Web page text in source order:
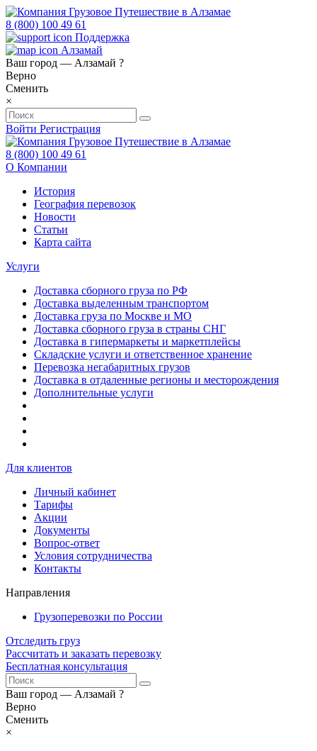
8 (800) 100 49 61
Поддержка
Алзамай
Ваш город — Алзамай ?
Верно
Сменить
×
Войти Регистрация
8 (800) 100 49 61
О Компании
История
География перевозок
Новости
Статьи
Карта сайта
Услуги
Доставка сборного груза по РФ
Доставка выделенным транспортом
Доставка груза по Москве и МО
Доставка сборного груза в страны СНГ
Доставка в гипермаркеты и маркетплейсы
Складские услуги и ответственное хранение
Перевозка негабаритных грузов
Доставка в отдаленные регионы и месторождения
Дополнительные услуги
Для клиентов
Личный кабинет
Тарифы
Акции
Документы
Вопрос-ответ
Условия сотрудничества
Контакты
Направления
Грузоперевозки по России
Отследить груз
Рассчитать и заказать перевозку
Бесплатная консультация
Ваш город — Алзамай ?
Верно
Сменить
×